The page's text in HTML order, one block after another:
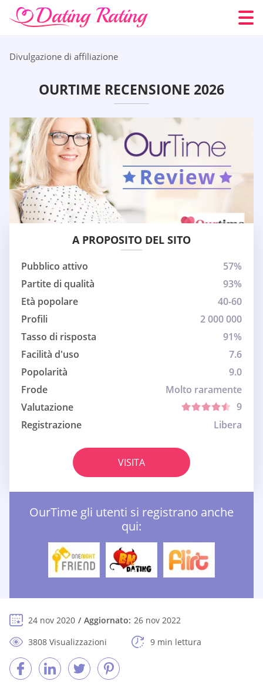
Divulgazione di affiliazione
OURTIME RECENSIONE 2026
A PROPOSITO DEL SITO
Pubblico attivo
57%
Partite di qualità
93%
Età popolare
40-60
Profili
2 000 000
Tasso di risposta
91%
Facilità d'uso
7.6
Popolarità
9.0
Frode
Molto raramente
Valutazione
9
Registrazione
Libera
VISITA
OurTime gli utenti si registrano anche
qui:
24 nov 2020 Aggiornato: 26 nov 2022
3808 Visualizzazioni
9 min lettura